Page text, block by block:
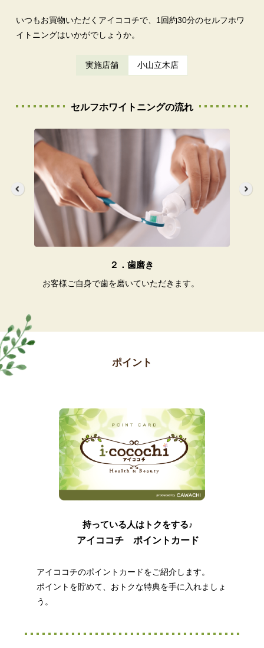
いつもお買物いただくアイココチで、1回約30分のセルフホワ
イトニングはいかがでしょうか。
実施店舗 小山立木店
セルフホワイトニングの流れ
２．歯磨き
お客様ご自身で歯を磨いていただきます。
ポイント
持っている人はトクをする♪
アイココチ ポイントカード
アイココチのポイントカードをご紹介します。
ポイントを貯めて、おトクな特典を手に入れましょ
う。